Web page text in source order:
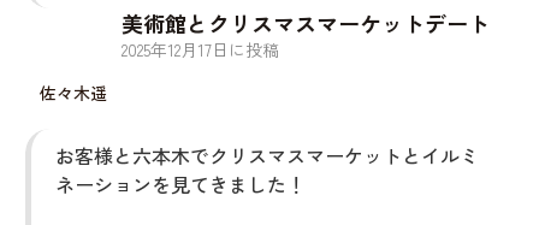
佐々木遥
美術館とクリスマスマーケットデート
2025年12月 17日に投稿
お客様と六本木でクリスマスマーケットとイルミ
ネーションを見てきました！